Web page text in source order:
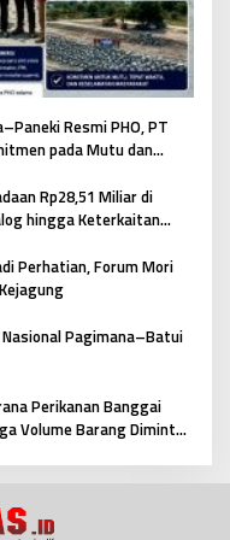
Resmi PHO, PT
pada Mutu dan
Rp28,51 Miliar di
hingga Keterkaitan
Perhatian, Forum Mori
Pagimana–Batui
Perikanan Banggai
Volume Barang Diminta